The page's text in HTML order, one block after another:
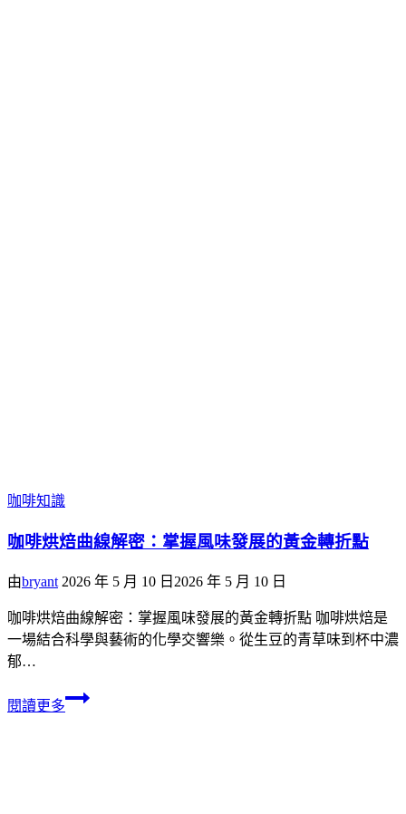
咖啡知識
咖啡烘焙曲線解密：掌握風味發展的黃金轉折點
由bryant 2026 年 5 月 10 日 2026 年 5 月 10 日
咖啡烘焙曲線解密：掌握風味發展的黃金轉折點 咖啡烘焙是
一場結合科學與藝術的化學交響樂。從生豆的青草味到杯中濃
郁…
閱讀更多